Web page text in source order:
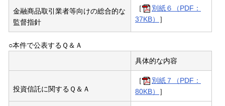
金融商品取引業者等向けの総合的な
監督指針
［
別紙６（PDF：
37KB）
］
○本件で公表するＱ＆Ａ
具体的な内容
投資信託に関するＱ＆Ａ
［
別紙７（PDF：
80KB）
］